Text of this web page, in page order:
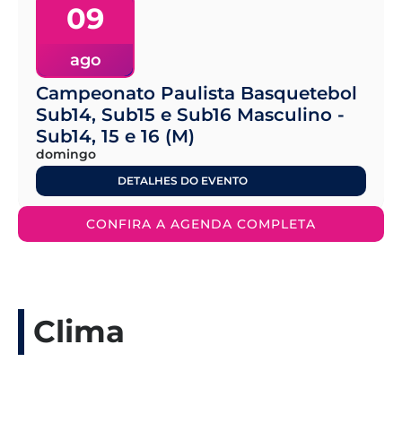
09
ago
Campeonato Paulista Basquetebol
Sub14, Sub15 e Sub16 Masculino -
Sub14, 15 e 16 (M)
domingo
DETALHES DO EVENTO
CONFIRA A AGENDA COMPLETA
Clima